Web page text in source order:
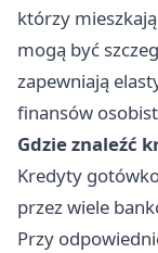
którzy
mogą być
zapewniają
finansów
Gdzie znaleźć
Kredyty
przez wiele
Przy